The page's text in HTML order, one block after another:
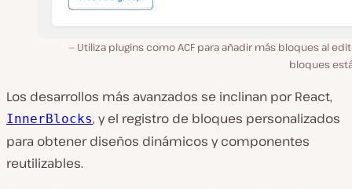
Utiliza plugins como ACF para añadir más bloques al
bloques
Los desarrollos más avanzados se inclinan por React,
InnerBlocks, y el registro de bloques personalizados
para obtener diseños dinámicos y componentes
reutilizables.